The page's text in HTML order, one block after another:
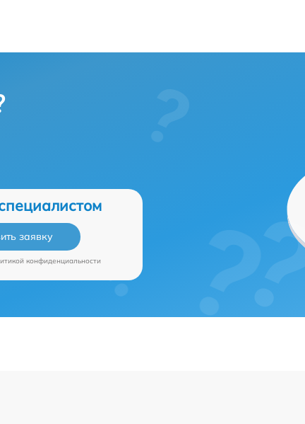
заявку
конфиденциальности